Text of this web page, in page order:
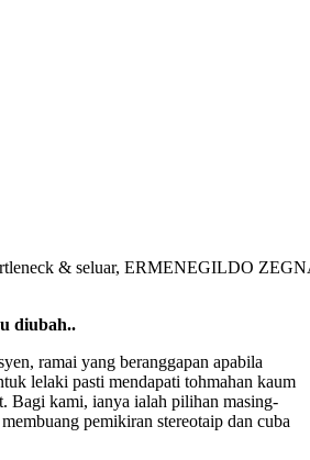
& seluar, ERMENEGILDO
diubah..
ramai yang beranggapan apabila
lelaki pasti mendapati tohmahan kaum
Bagi kami, ianya ialah pilihan masing-
pemikiran stereotaip dan cuba